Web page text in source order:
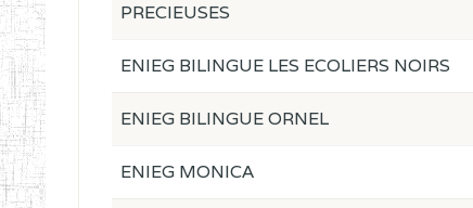
PRECIEUSES
ENIEG BILINGUE LES ECOLIERS NOIRS
ENIEG BILINGUE ORNEL
ENIEG MONICA